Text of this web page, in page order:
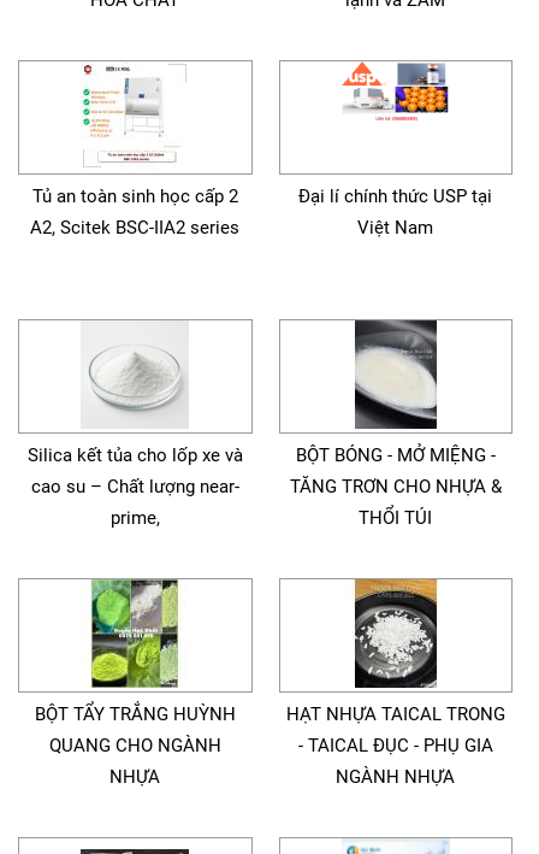
Tủ an toàn sinh học cấp 2
A2, Scitek BSC-IIA2 series
Đại lí chính thức USP tại
Việt Nam
Silica kết tủa cho lốp xe và
cao su – Chất lượng near-
prime,
BỘT BÓNG - MỞ MIỆNG -
TĂNG TRƠN CHO NHỰA &
THỔI TÚI
BỘT TẨY TRẮNG HUỲNH
QUANG CHO NGÀNH
NHỰA
HẠT NHỰA TAICAL TRONG
- TAICAL ĐỤC - PHỤ GIA
NGÀNH NHỰA